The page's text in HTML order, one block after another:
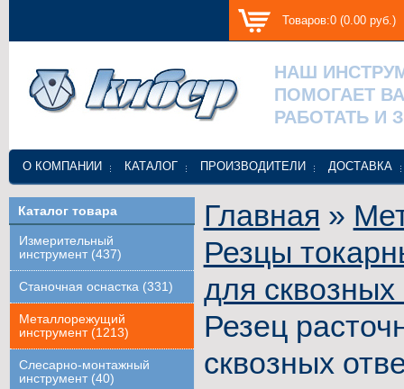
Товаров:0 (0.00 руб.)
НАШ
ПОМОГАЕТ
РАБОТАТЬ И
О КОМПАНИИ КАТАЛОГ ПРОИЗВОДИТЕЛИ ДОСТАВКА
Каталог товара
Измерительный
инструмент (437)
Станочная оснастка (331)
Металлорежущий
инструмент (1213)
Слесарно-монтажный
инструмент (40)
Главная »
Резцы
для
Резец
сквозных